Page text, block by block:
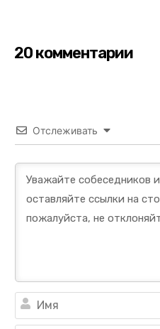
20 комментарии
Отслеживать